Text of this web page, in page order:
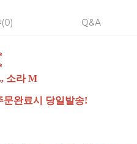
0 Q&A
소라 M
문완료시 당일발송!